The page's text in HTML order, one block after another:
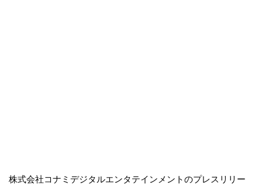
株式会社コナミデジタルエンタテインメントのプレスリリー